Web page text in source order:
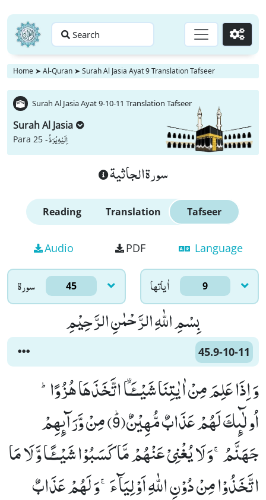
Search Go
Home ➤ Al-Quran ➤ Surah Al Jasia Ayat 9 Translation Tafseer
Surah Al Jasia Ayat 9-10-11 Translation Tafseer
Surah Al Jasia
Para 25 -اِلَیْهِ یُرَدُّ
سورة الجاثية
Reading Translation Tafseer
Audio PDF Language
سورۃ 45 اٰياتها 9
بِسْمِ اللّٰهِ الرَّحْمٰنِ الرَّحِیْمِ
45.9-10-11
وَ اِذَا عَلِمَ مِنْ اٰیٰتِنَا شَیْــٴَـاﰳ اتَّخَذَهَا هُزُوًاؕ-
اُولٰٓىٕكَ لَهُمْ عَذَابٌ مُّهِیْنٌﭤ(9) مِنْ وَّرَآىٕهِمْ
جَهَنَّمُۚ-وَ لَا یُغْنِیْ عَنْهُمْ مَّا كَسَبُوْا شَیْــٴًـا وَّ لَا مَا
اتَّخَذُوْا مِنْ دُوْنِ اللّٰهِ اَوْلِیَآءَۚ-وَ لَهُمْ عَذَابٌ